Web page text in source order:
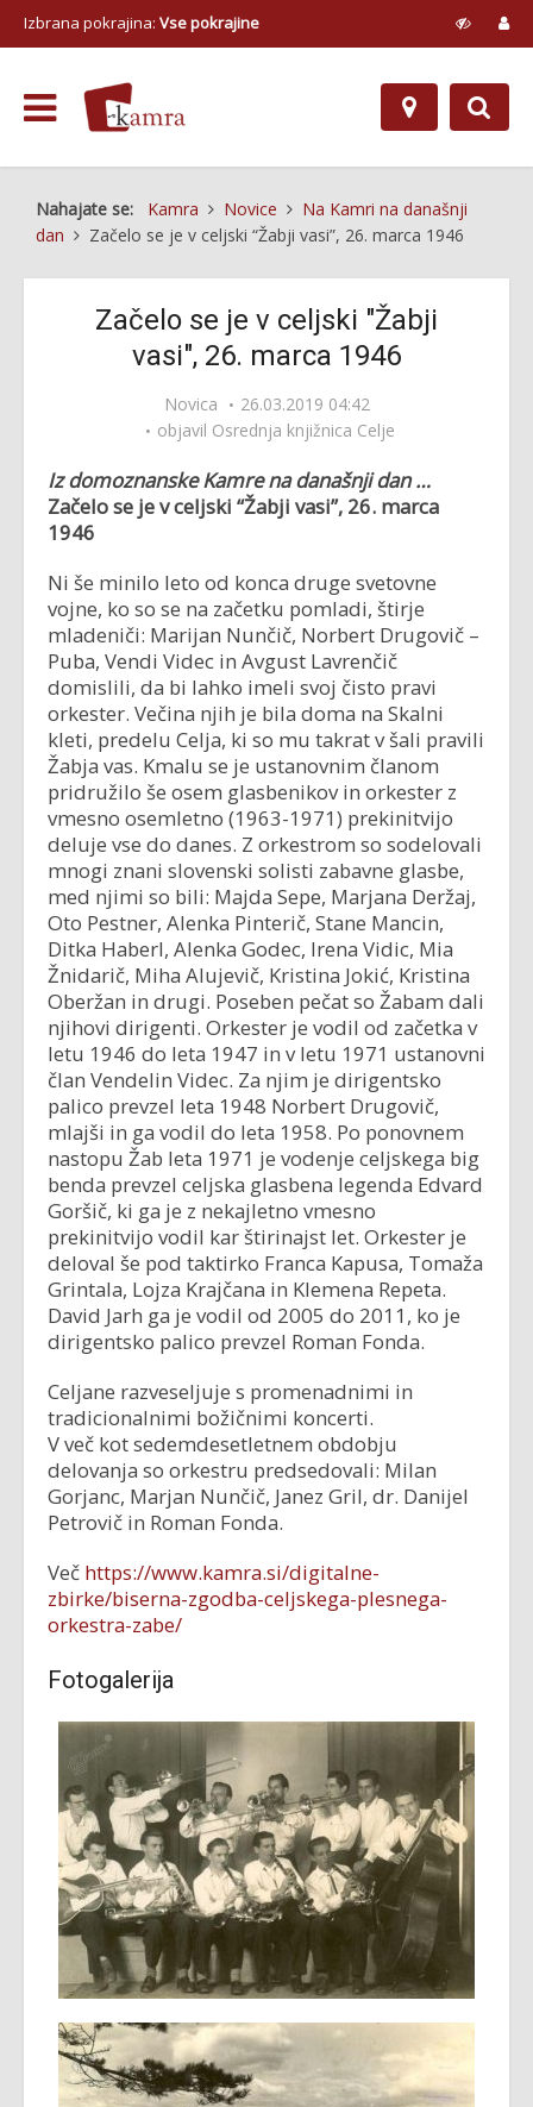
Izbrana pokrajina: Vse pokrajine
Nahajate se: Kamra Novice
Na Kamri na današnji
dan
Začelo se je v celjski “Žabji vasi”, 26. marca 1946
Začelo se je v celjski "Žabji
vasi", 26. marca 1946
Novica
26.03.2019 04:42
objavil Osrednja knjižnica Celje
Iz domoznanske Kamre na današnji dan …
Začelo se je v celjski “Žabji vasi”, 26. marca
1946
Ni še minilo leto od konca druge svetovne
vojne, ko so se na začetku pomladi, štirje
mladeniči: Marijan Nunčič, Norbert Drugovič –
Puba, Vendi Videc in Avgust Lavrenčič
domislili, da bi lahko imeli svoj čisto pravi
orkester. Večina njih je bila doma na Skalni
kleti, predelu Celja, ki so mu takrat v šali pravili
Žabja vas. Kmalu se je ustanovnim članom
pridružilo še osem glasbenikov in orkester z
vmesno osemletno (1963-1971) prekinitvijo
deluje vse do danes. Z orkestrom so sodelovali
mnogi znani slovenski solisti zabavne glasbe,
med njimi so bili: Majda Sepe, Marjana Deržaj,
Oto Pestner, Alenka Pinterič, Stane Mancin,
Ditka Haberl, Alenka Godec, Irena Vidic, Mia
Žnidarič, Miha Alujevič, Kristina Jokić, Kristina
Oberžan in drugi. Poseben pečat so Žabam dali
njihovi dirigenti. Orkester je vodil od začetka v
letu 1946 do leta 1947 in v letu 1971 ustanovni
član Vendelin Videc. Za njim je dirigentsko
palico prevzel leta 1948 Norbert Drugovič,
mlajši in ga vodil do leta 1958. Po ponovnem
nastopu Žab leta 1971 je vodenje celjskega big
benda prevzel celjska glasbena legenda Edvard
Goršič, ki ga je z nekajletno vmesno
prekinitvijo vodil kar štirinajst let. Orkester je
deloval še pod taktirko Franca Kapusa, Tomaža
Grintala, Lojza Krajčana in Klemena Repeta.
David Jarh ga je vodil od 2005 do 2011, ko je
dirigentsko palico prevzel Roman Fonda.
Celjane razveseljuje s promenadnimi in
tradicionalnimi božičnimi koncerti.
V več kot sedemdesetletnem obdobju
delovanja so orkestru predsedovali: Milan
Gorjanc, Marjan Nunčič, Janez Gril, dr. Danijel
Petrovič in Roman Fonda.
Več https://www.kamra.si/digitalne-
zbirke/biserna-zgodba-celjskega-plesnega-
orkestra-zabe/
Fotogalerija